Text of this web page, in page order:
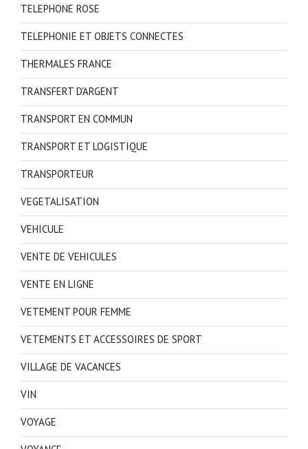
TELEPHONE ROSE
TELEPHONIE ET OBJETS CONNECTES
THERMALES FRANCE
TRANSFERT D'ARGENT
TRANSPORT EN COMMUN
TRANSPORT ET LOGISTIQUE
TRANSPORTEUR
VEGETALISATION
VEHICULE
VENTE DE VEHICULES
VENTE EN LIGNE
VETEMENT POUR FEMME
VETEMENTS ET ACCESSOIRES DE SPORT
VILLAGE DE VACANCES
VIN
VOYAGE